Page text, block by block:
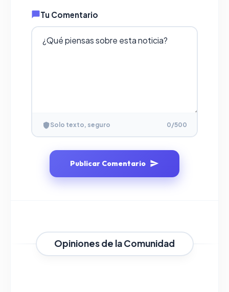
Tu Comentario
Solo texto, seguro 0/500
Publicar Comentario
Opiniones de la Comunidad